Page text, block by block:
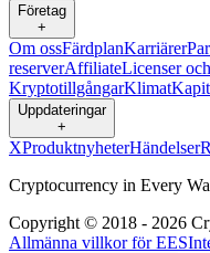
Företag
+
Om ossFärdplanKarriärer
reserverAffiliateLicenser
KryptotillgångarKlimat
Uppdateringar
+
XProduktnyheterHändelser
Cryptocurrency in Every
Copyright © 2018 - 2026
Allmänna villkor för EES